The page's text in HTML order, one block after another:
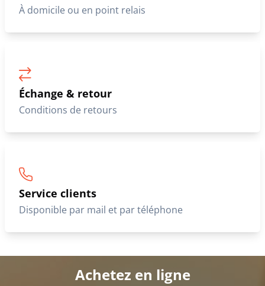
À domicile ou en point relais
Échange & retour
Conditions de retours
Service clients
Disponible par mail et par téléphone
Achetez en ligne